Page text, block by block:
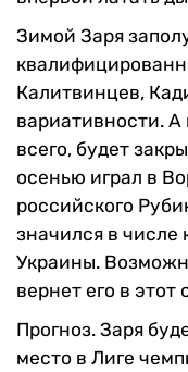
Зимой Заря
Калитвинцев,
вариативности.
всего, будет
осенью играл в
российского
значился в числе
Украины.
вернет его в этот
Прогноз. Заря
место в Лиге